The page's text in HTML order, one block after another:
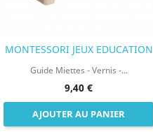
MONTESSORI JEUX EDUCATION
Guide Miettes - Vernis -...
9,40 €
AJOUTER AU PANIER